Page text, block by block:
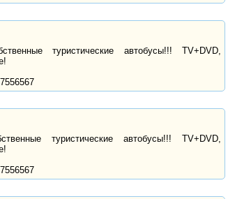
туристические автобусы!!! TV+DVD,
туристические автобусы!!! TV+DVD,